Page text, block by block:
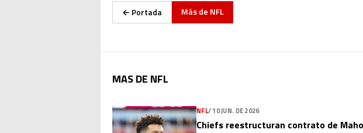
← Portada Más de NFL
MAS DE NFL
NFL/10 JUN. DE 2026
Chiefs reestructuran contrato de